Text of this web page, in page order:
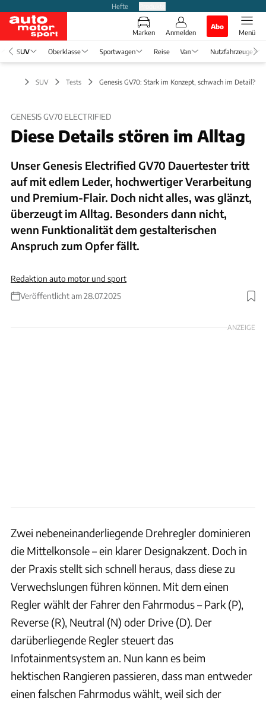
Hefte
Marken Anmelden
Abo
Menü
SUV Oberklasse Sportwagen Reise Van Nutzfahrzeuge
SUV Tests Genesis GV70: Stark im Konzept, schwach im Detail?
GENESIS GV70 ELECTRIFIED
Diese Details stören im Alltag
Unser Genesis Electrified GV70 Dauertester tritt
auf mit edlem Leder, hochwertiger Verarbeitung
und Premium-Flair. Doch nicht alles, was glänzt,
überzeugt im Alltag. Besonders dann nicht,
wenn Funktionalität dem gestalterischen
Anspruch zum Opfer fällt.
Redaktion auto motor und sport
Veröffentlicht am 28.07.2025
ANZEIGE
Zwei nebeneinanderliegende Drehregler dominieren
die Mittelkonsole – ein klarer Designakzent. Doch in
der Praxis stellt sich schnell heraus, dass diese zu
Verwechslungen führen können. Mit dem einen
Regler wählt der Fahrer den Fahrmodus – Park (P),
Reverse (R), Neutral (N) oder Drive (D). Der
darüberliegende Regler steuert das
Infotainmentsystem an. Nun kann es beim
hektischen Rangieren passieren, dass man entweder
einen falschen Fahrmodus wählt, weil sich der